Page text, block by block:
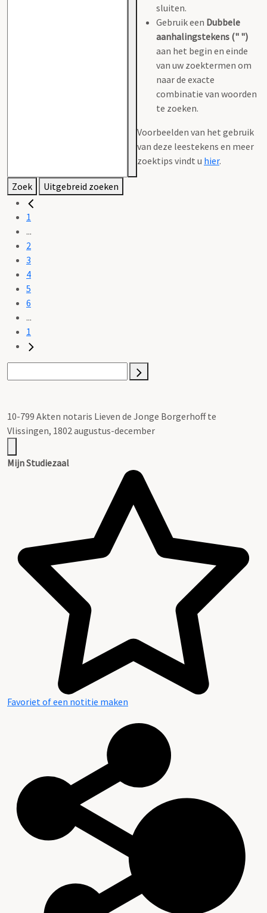
sluiten.
Gebruik een Dubbele
aanhalingstekens (" ")
aan het begin en einde
van uw zoektermen om
naar de exacte
combinatie van woorden
te zoeken.
Voorbeelden van het gebruik
van deze leestekens en meer
zoektips vindt u hier.
Zoek Uitgebreid zoeken
1
...
2
3
4
5
6
...
1
10-799 Akten notaris Lieven de Jonge Borgerhoff te
Vlissingen, 1802 augustus-december
Mijn Studiezaal
Favoriet of een notitie maken